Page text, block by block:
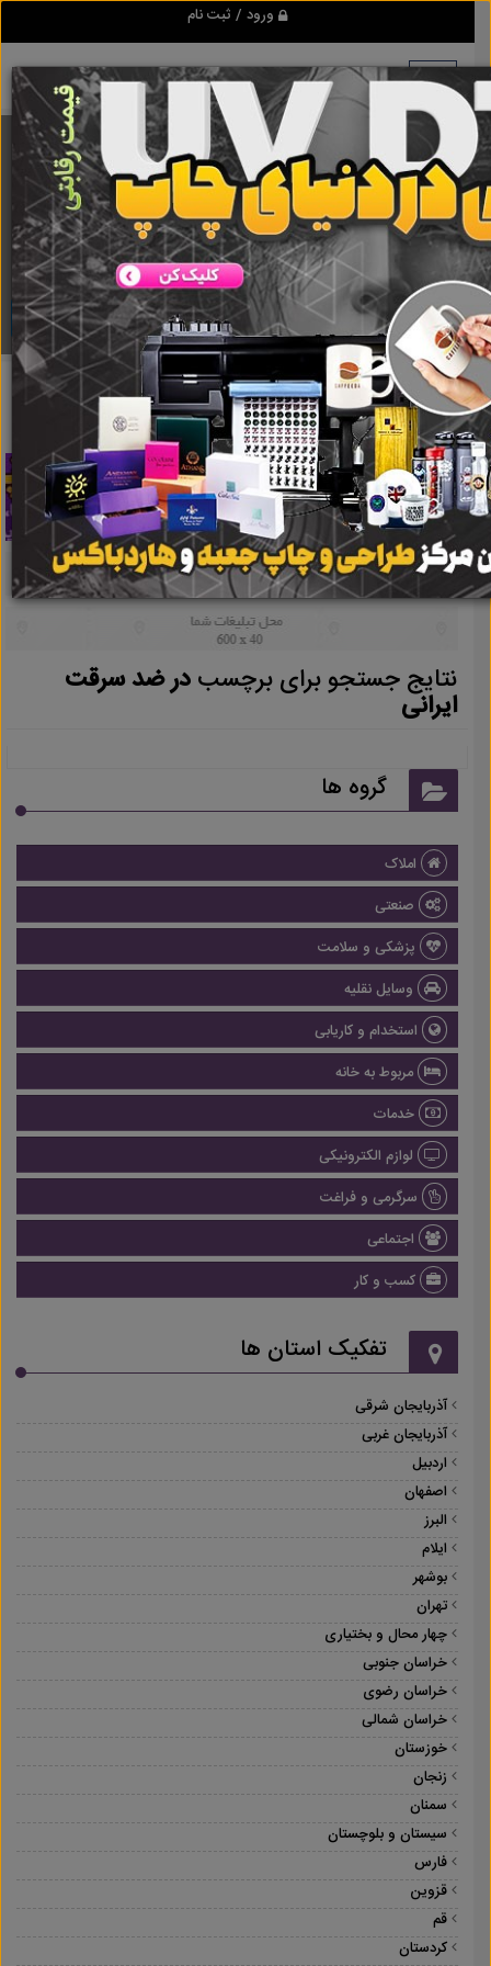
ورود / ثبت نام
برنامه اندروید ابزاریراق
مرجع نیازمندیهای ابزار و یراق آلات عمومی و صنعتی
دانلود
ابزاریراق در ضد سرقت ایرانی نتایج جستجو برای برچسبدر ضد سرقت
ایرانی
نتایج جستجو برای برچسبدر ضد سرقت
ایرانی
گروه ها
املاک
صنعتی
پزشکی و سلامت
وسایل نقلیه
استخدام و کاریابی
مربوط به خانه
خدمات
لوازم الکترونیکی
سرگرمی و فراغت
اجتماعی
کسب و کار
تفکیک استان ها
آذربایجان شرقی
آذربایجان غربی
اردبیل
اصفهان
البرز
ایلام
بوشهر
تهران
چهار محال و بختیاری
خراسان جنوبی
خراسان رضوی
خراسان شمالی
خوزستان
زنجان
سمنان
سیستان و بلوچستان
فارس
قزوین
قم
کردستان